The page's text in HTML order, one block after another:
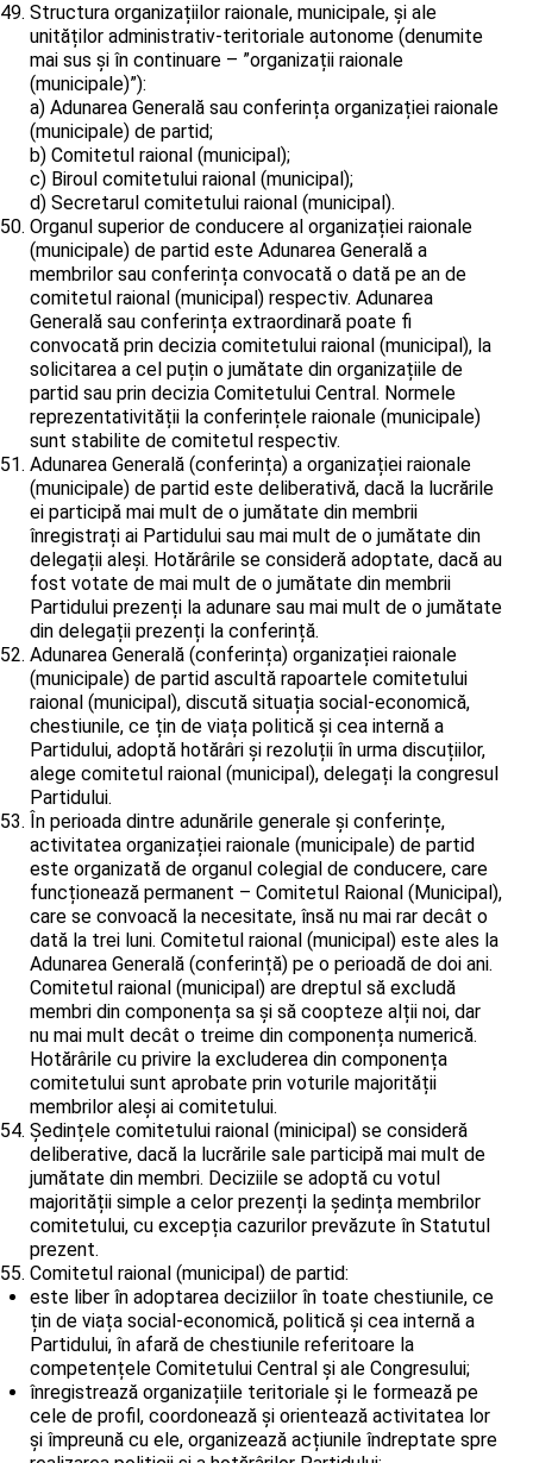
Structura organizațiilor raionale, municipale, și ale
unităților administrativ-teritoriale autonome (denumite
mai sus și în continuare – ”organizații raionale
(municipale)”):
a) Adunarea Generală sau conferința organizației raionale
(municipale) de partid;
b) Comitetul raional (municipal);
c) Biroul comitetului raional (municipal);
d) Secretarul comitetului raional (municipal).
Organul superior de conducere al organizației raionale
(municipale) de partid este Adunarea Generală a
membrilor sau conferința convocată o dată pe an de
comitetul raional (municipal) respectiv. Adunarea
Generală sau conferința extraordinară poate fi
convocată prin decizia comitetului raional (municipal), la
solicitarea a cel puțin o jumătate din organizațiile de
partid sau prin decizia Comitetului Central. Normele
reprezentativității la conferințele raionale (municipale)
sunt stabilite de comitetul respectiv.
Adunarea Generală (conferința) a organizației raionale
(municipale) de partid este deliberativă, dacă la lucrările
ei participă mai mult de o jumătate din membrii
înregistrați ai Partidului sau mai mult de o jumătate din
delegații aleși. Hotărârile se consideră adoptate, dacă au
fost votate de mai mult de o jumătate din membrii
Partidului prezenți la adunare sau mai mult de o jumătate
din delegații prezenți la conferință.
Adunarea Generală (conferința) organizației raionale
(municipale) de partid ascultă rapoartele comitetului
raional (municipal), discută situația social-economică,
chestiunile, ce țin de viața politică și cea internă a
Partidului, adoptă hotărâri și rezoluții în urma discuțiilor,
alege comitetul raional (municipal), delegați la congresul
Partidului.
În perioada dintre adunările generale și conferințe,
activitatea organizației raionale (municipale) de partid
este organizată de organul colegial de conducere, care
funcționează permanent – Comitetul Raional (Municipal),
care se convoacă la necesitate, însă nu mai rar decât o
dată la trei luni. Comitetul raional (municipal) este ales la
Adunarea Generală (conferință) pe o perioadă de doi ani.
Comitetul raional (municipal) are dreptul să excludă
membri din componența sa și să coopteze alții noi, dar
nu mai mult decât o treime din componența numerică.
Hotărârile cu privire la excluderea din componența
comitetului sunt aprobate prin voturile majorității
membrilor aleși ai comitetului.
Ședințele comitetului raional (minicipal) se consideră
deliberative, dacă la lucrările sale participă mai mult de
jumătate din membri. Deciziile se adoptă cu votul
majorității simple a celor prezenți la ședința membrilor
comitetului, cu excepția cazurilor prevăzute în Statutul
prezent.
Comitetul raional (municipal) de partid:
este liber în adoptarea deciziilor în toate chestiunile, ce
țin de viața social-economică, politică și cea internă a
Partidului, în afară de chestiunile referitoare la
competențele Comitetului Central și ale Congresului;
înregistrează organizațiile teritoriale și le formează pe
cele de profil, coordonează și orientează activitatea lor
și împreună cu ele, organizează acțiunile îndreptate spre